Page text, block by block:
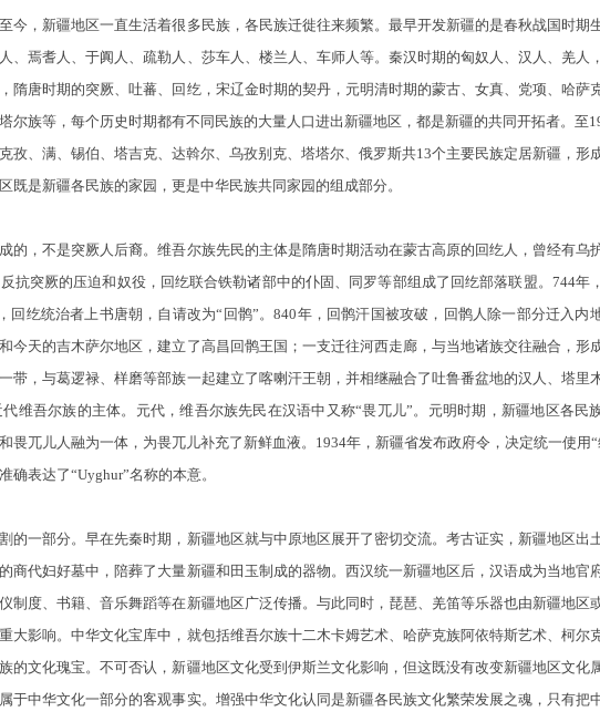
，新疆地区一直生活着很多民族，各民族迁徙往来频繁。最早开发新疆的是春秋战国时期
、焉耆人、于阗人、疏勒人、莎车人、楼兰人、车师人等。秦汉时期的匈奴人、汉人、羌人
隋唐时期的突厥、吐蕃、回纥，宋辽金时期的契丹，元明清时期的蒙古、女真、党项、哈萨
尔族等，每个历史时期都有不同民族的大量人口进出新疆地区，都是新疆的共同开拓者。至
孜、满、锡伯、塔吉克、达斡尔、乌孜别克、塔塔尔、俄罗斯共13个主要民族定居新疆，形
既是新疆各民族的家园，更是中华民族共同家园的组成部分。
，不是突厥人后裔。维吾尔族先民的主体是隋唐时期活动在蒙古高原的回纥人，曾经有乌护
抗突厥的压迫和奴役，回纥联合铁勒诸部中的仆固、同罗等部组成了回纥部落联盟。744年
回纥统治者上书唐朝，自请改为“回鹘”。840年，回鹘汗国被攻破，回鹘人除一部分迁入内
今天的吉木萨尔地区，建立了高昌回鹘王国；一支迁往河西走廊，与当地诸族交往融合，形
带，与葛逻禄、样磨等部族一起建立了喀喇汗王朝，并相继融合了吐鲁番盆地的汉人、塔里
维吾尔族的主体。元代，维吾尔族先民在汉语中又称“畏兀儿”。元明时期，新疆地区各民
畏兀儿人融为一体，为畏兀儿补充了新鲜血液。1934年，新疆省发布政府令，决定统一使用
表达了“Uyghur”名称的本意。
一部分。早在先秦时期，新疆地区就与中原地区展开了密切交流。考古证实，新疆地区出
商代妇好墓中，陪葬了大量新疆和田玉制成的器物。西汉统一新疆地区后，汉语成为当地官
制度、书籍、音乐舞蹈等在新疆地区广泛传播。与此同时，琵琶、羌笛等乐器也由新疆地区
大影响。中华文化宝库中，就包括维吾尔族十二木卡姆艺术、哈萨克族阿依特斯艺术、柯尔
的文化瑰宝。不可否认，新疆地区文化受到伊斯兰文化影响，但这既没有改变新疆地区文化
于中华文化一部分的客观事实。增强中华文化认同是新疆各民族文化繁荣发展之魂，只有把